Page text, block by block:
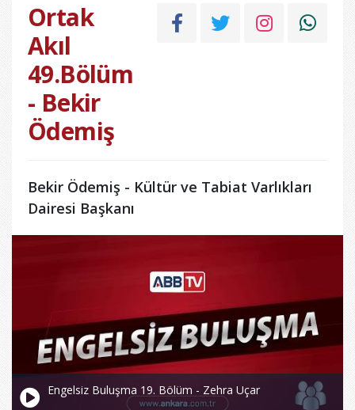
Ortak
Akıl
49.Bölüm
- Bekir
Ödemiş
Bekir Ödemiş - Kültür ve Tabiat Varlıkları
Dairesi Başkanı
Engelsiz Buluşma 19. Bölüm - Zehra Uçar